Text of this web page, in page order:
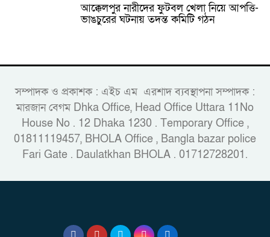
আক্কেলপুর নারীদের ফুটবল খেলা নিয়ে আপত্তি-
ভাঙচুরের ঘটনায় তদন্ত কমিটি গঠন
সম্পাদক ও প্রকাশক : এইচ এম এরশাদ ব্যবস্থাপনা সম্পাদক :
মারজান বেগম Dhka Office, Head Office Uttara 11No
House No . 12 Dhaka 1230 . Temporary Office ,
01811119457, BHOLA Office , Bangla bazar police
Fari Gate . Daulatkhan BHOLA . 01712728201.